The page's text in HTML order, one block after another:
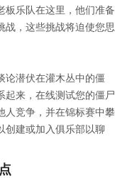
板乐队在这里，他们准备
战，这些挑战将迫使您思
论潜伏在灌木丛中的僵
起来，在线测试您的僵尸
人竞争，并在锦标赛中攀
创建或加入俱乐部以聊